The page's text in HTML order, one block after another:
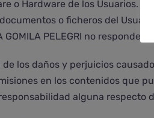
o Hardware de los Usuarios.
o ficheros del
GOMILA PELEGRI no
los daños y perjuicios
en los contenidos que
alguna respecto